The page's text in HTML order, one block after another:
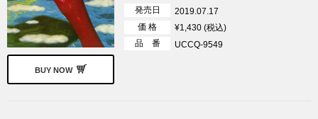
BUY NOW
発売日
2019.07.17
価 格
¥1,430 (税込)
品 番
UCCQ-9549